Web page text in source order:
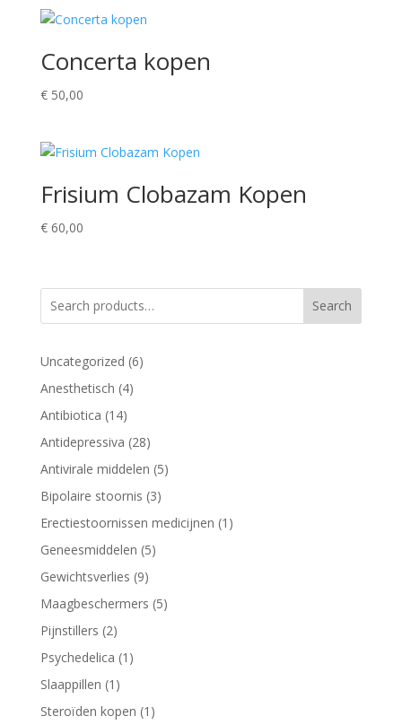
Concerta kopen
€50,00
Frisium Clobazam Kopen
€60,00
Search
Uncategorized 66
Anesthetisch 44
Antibiotica 1414
producten
Antidepressiva 2828
producten
Antivirale middelen 55
Bipolaire stoornis 33
producten
Erectiestoornissen medicijnen 1 1
Geneesmiddelen 55
Gewichtsverlies 99
producten
Maagbeschermers 55
Pijnstillers 22
producten
Psychedelica 1 1
Slaappillen 1 1
product
Steroïden kopen 1 1